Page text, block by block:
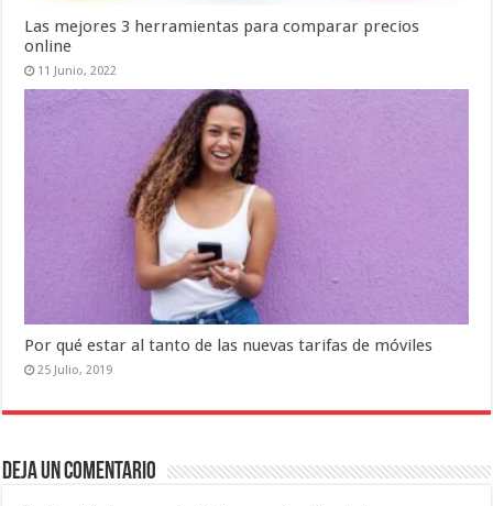
Las mejores 3 herramientas para comparar precios
online
11 Junio, 2022
Por qué estar al tanto de las nuevas tarifas de móviles
25 Julio, 2019
Deja un comentario